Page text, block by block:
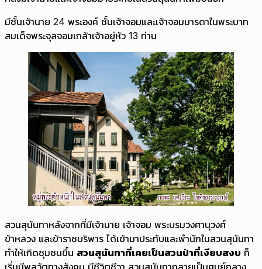
มีชั้นเจ้านาย 24 พระองค์ ชั้นเจ้าจอมและเจ้าจอมมารดาในพระบาท
สมเด็จพระจุลจอมเกล้าเจ้าอยู่หัว 13 ท่าน
สวนสุนันทาหลังจากที่มีเจ้านาย เจ้าจอม พระบรมวงศานุวงศ์
ข้าหลวง และข้าราชบริพาร ได้เข้ามาประทับและพำนักในสวนสุนันทา
ทำให้เกิดชุมชนขึ้น สวนสุนันทาที่เคยเป็นสวนป่าที่เงียบสงบ ก็
เริ่มมีพลวัตทางสังคม มีชีวิตชีวา สวนสุนันทากลายเป็นศูนย์กลาง